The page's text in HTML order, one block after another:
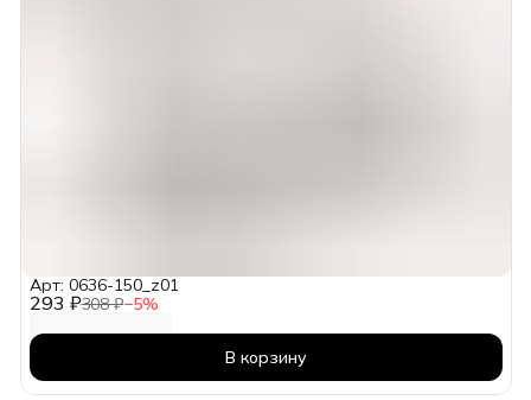
293 ₽308 ₽−5%
Арт: 0636-150_z01
В корзину